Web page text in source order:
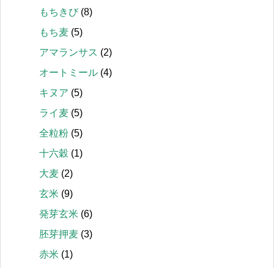
もちきび(8)
もち麦 (5)
アマランサス (2)
オートミール (4)
キヌア (5)
ライ麦 (5)
全粒粉 (5)
十六穀 (1)
大麦 (2)
玄米 (9)
発芽玄米 (6)
胚芽押麦 (3)
赤米 (1)